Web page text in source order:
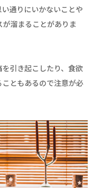
通りにいかないことや
溜まることがありま
引き起こしたり、食欲
ともあるので注意が必